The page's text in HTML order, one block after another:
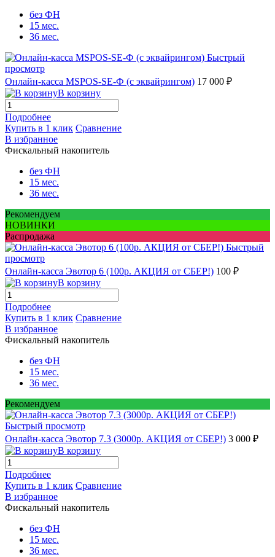
без ФН
15 мес.
36 мес.
Быстрый
просмотр
Онлайн-касса MSPOS-SE-Ф (с эквайрингом) 17 000 ₽
В корзину
Подробнее
Купить в 1 клик Сравнение
В избранное
Фискальный накопитель
без ФН
15 мес.
36 мес.
Рекомендуем
НОВИНКИ
Распродажа
Быстрый
просмотр
Онлайн-касса Эвотор 6 (100р. АКЦИЯ от СБЕР!) 100 ₽
В корзину
Подробнее
Купить в 1 клик Сравнение
В избранное
Фискальный накопитель
без ФН
15 мес.
36 мес.
Рекомендуем
Быстрый просмотр
Онлайн-касса Эвотор 7.3 (3000р. АКЦИЯ от СБЕР!) 3 000 ₽
В корзину
Подробнее
Купить в 1 клик Сравнение
В избранное
Фискальный накопитель
без ФН
15 мес.
36 мес.